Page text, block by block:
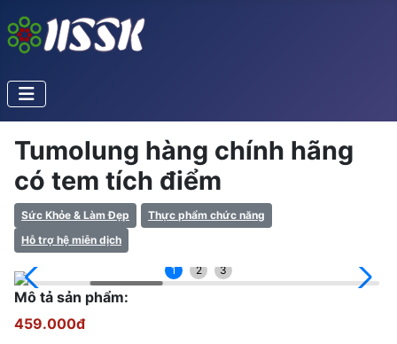
Tumolung hàng chính hãng
có tem tích điểm
Sức Khỏe & Làm Đẹp
Thực phẩm chức năng
Hỗ trợ hệ miễn dịch
1 2 3
Mô tả sản phẩm:
459.000đ